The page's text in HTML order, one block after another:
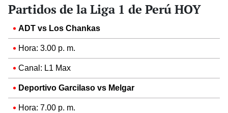
Partidos de la Liga 1 de Perú HOY
ADT vs Los Chankas
Hora: 3.00 p. m.
Canal: L1 Max
Deportivo Garcilaso vs Melgar
Hora: 7.00 p. m.